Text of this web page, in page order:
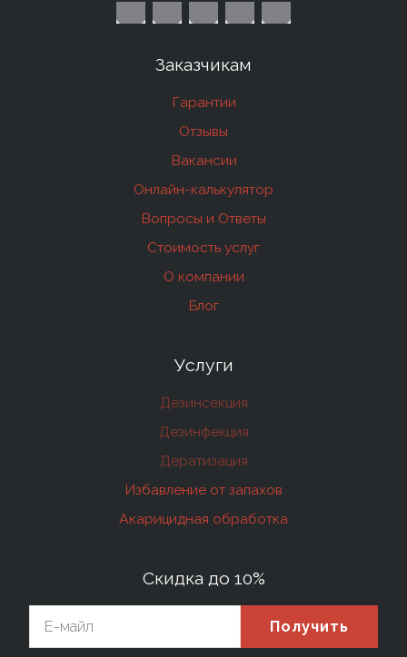
Заказчикам
Гарантии
Отзывы
Вакансии
Онлайн-калькулятор
Вопросы и Ответы
Стоимость услуг
О компании
Блог
Услуги
Дезинсекция
Дезинфекция
Дератизация
Избавление от запахов
Акарицидная обработка
Скидка до 10%
Получить